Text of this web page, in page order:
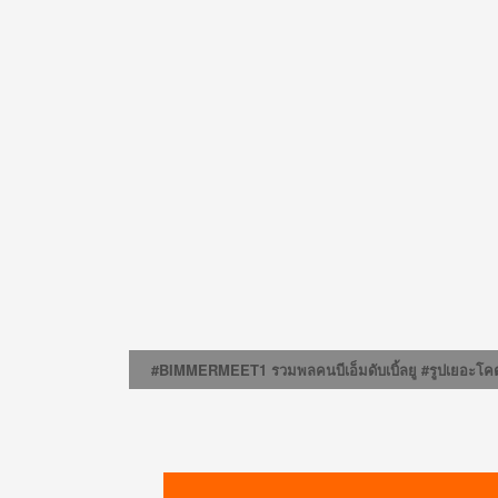
#BIMMERMEET1 รวมพลคนบีเอ็มดับเบิ้ลยู #รูปเยอะโค